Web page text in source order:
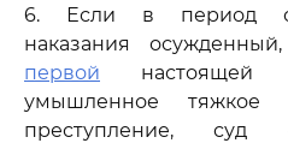
6. Если в период
наказания
первой настоящей
умышленное тяжкое
преступление, суд